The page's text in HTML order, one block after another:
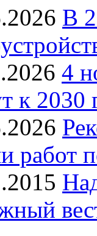
В
4
к 2030
работ